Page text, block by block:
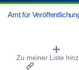
Amt für
Procurement
Zu meiner Liste